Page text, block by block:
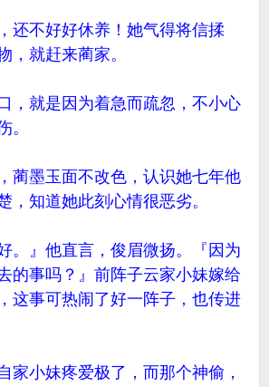
不好好休养！她气得将信揉
，就赶来蔺家。
就是因为着急而疏忽，不小心
。
墨玉面不改色，认识她七年他
，知道她此刻心情很恶劣。
』他直言，俊眉微扬。『因为
的事吗？』前阵子云家小妹嫁给
这事可热闹了好一阵子，也传进
小妹疼爱极了，而那个神偷，